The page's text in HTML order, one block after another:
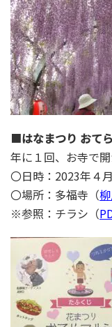
■はなまつり おて
年に１回、お寺で開
〇日時：2023年４
〇場所：多福寺（
※参照：チラシ（